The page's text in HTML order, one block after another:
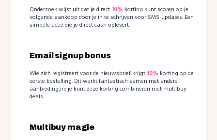
Onderzoek wijst uit dat je direct 10% korting kunt scoren op je
volgende aankoop door je in te schrijven voor SMS-updates. Een
simpele actie die je direct cash oplevert.
Email signup bonus
Wie zich registreert voor de nieuwsbrief krijgt 10% korting op de
eerste bestelling. Dit werkt fantastisch samen met andere
aanbiedingen; je kunt deze korting combineren met multibuy
deals.
Multibuy magie